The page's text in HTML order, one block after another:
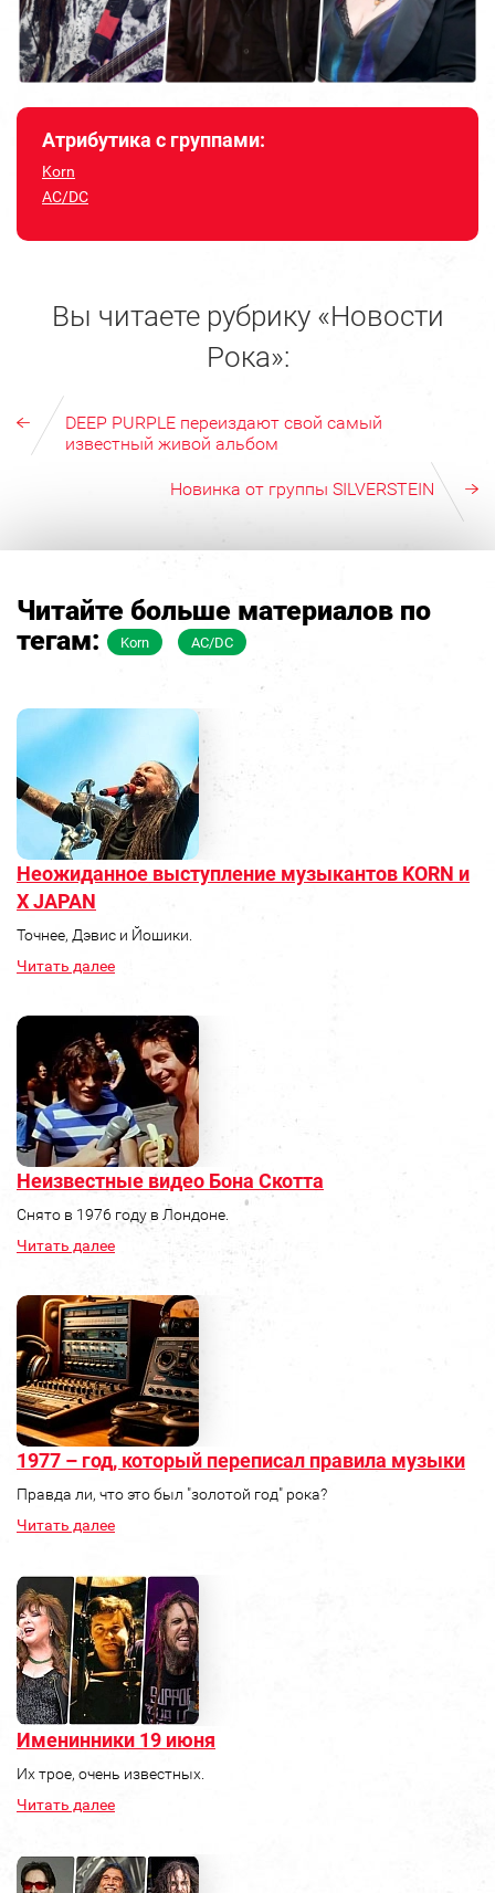
Атрибутика с группами:
Korn
AC/DC
Вы читаете рубрику «Новости
Рока»:
DEEP PURPLE переиздают свой самый
известный живой альбом
Новинка от группы SILVERSTEIN
Читайте больше материалов по
тегам:
Korn AC/DC
Неожиданное выступление музыкантов KORN и
X JAPAN
Точнее, Дэвис и Йошики.
Читать далее
Неизвестные видео Бона Скотта
Снято в 1976 году в Лондоне.
Читать далее
1977 – год, который переписал правила музыки
Правда ли, что это был "золотой год" рока?
Читать далее
Именинники 19 июня
Их трое, очень известных.
Читать далее